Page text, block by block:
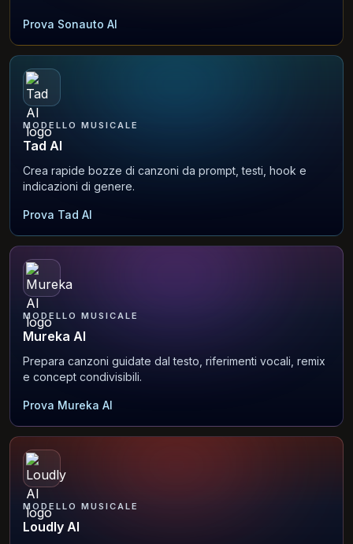
Prova Sonauto AI
MODELLO MUSICALE
Tad AI
Crea rapide bozze di canzoni da prompt, testi, hook e
indicazioni di genere.
Prova Tad AI
MODELLO MUSICALE
Mureka AI
Prepara canzoni guidate dal testo, riferimenti vocali, remix
e concept condivisibili.
Prova Mureka AI
MODELLO MUSICALE
Loudly AI